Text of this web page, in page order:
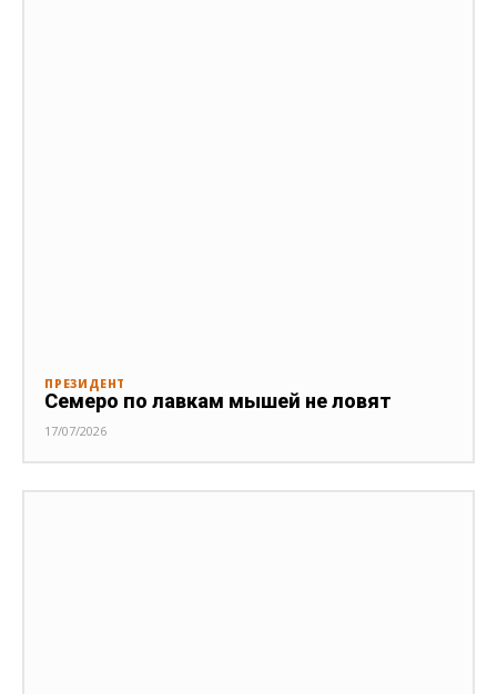
ПРЕЗИДЕНТ
Семеро по лавкам мышей не ловят
17/07/2026